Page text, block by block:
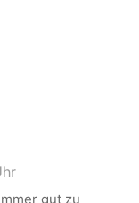
gut zu